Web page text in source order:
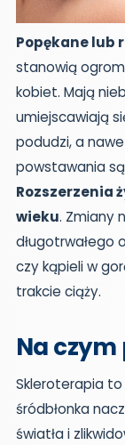
Popękane lub
stanowią
kobiet. Mają
umiejscawiają
podudzi, a
powstawania
Rozszerzenia
wieku. Zmiany
długotrwałego
czy kąpieli w
trakcie ciąży.
Na czym
Skleroterapia
śródbłonka
światła i